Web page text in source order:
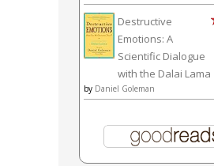
Destructive
Emotions: A
Scientific Dialogue
with the Dalai Lama
by Daniel Goleman